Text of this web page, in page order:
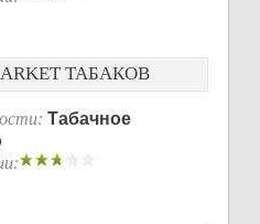
ТАБАКОВ
Табачное